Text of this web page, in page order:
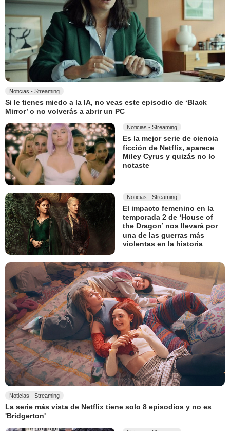
Noticias - Streaming
Si le tienes miedo a la IA, no veas este episodio de ‘Black
Mirror’ o no volverás a abrir un PC
Noticias - Streaming
Es la mejor serie de ciencia
ficción de Netflix, aparece
Miley Cyrus y quizás no lo
notaste
Noticias - Streaming
El impacto femenino en la
temporada 2 de ‘House of
the Dragon’ nos llevará por
una de las guerras más
violentas en la historia
Noticias - Streaming
La serie más vista de Netflix tiene solo 8 episodios y no es
'Bridgerton'